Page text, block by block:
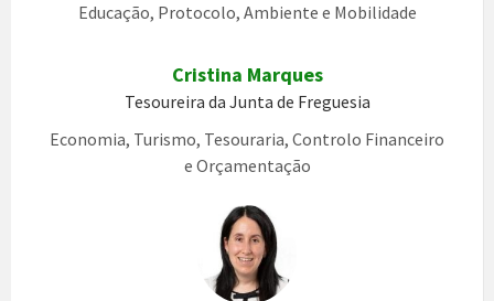
Educação, Protocolo, Ambiente e Mobilidade
Cristina Marques
Tesoureira da Junta de Freguesia
Economia, Turismo, Tesouraria, Controlo Financeiro
e Orçamentação